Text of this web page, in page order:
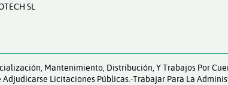
SL
Mantenimiento, Distribución, Y Trabajos Por
Adjudicarse Licitaciones Públicas.-Trabajar Para La